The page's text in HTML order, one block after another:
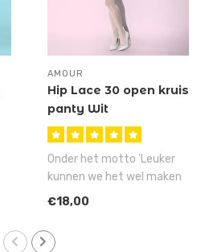
AMOUR
Hip Lace 30 open kruis
panty Wit
Onder het motto 'Leuker
kunnen we het wel maken
en ook nog makkelijker'
€18,00